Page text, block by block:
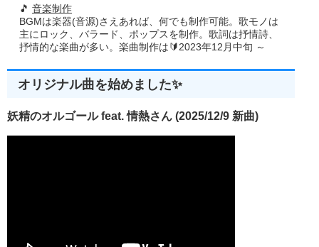
🎵 音楽制作
BGMは楽器(音源)さえあれば、何でも制作可能。歌モノは
主にロック、バラード、ポップスを制作。歌詞は抒情詩、
抒情的な楽曲が多い。楽曲制作は🔰2023年12月中旬 ～
オリジナル曲を始めました✨
妖精のオルゴール feat. 情熱さん (2025/12/9 新曲)